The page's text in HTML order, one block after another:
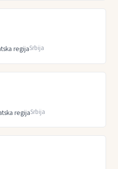
regijaSrbija
regijaSrbija